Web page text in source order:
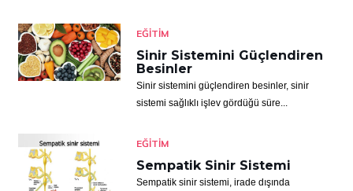
EĞITIM
Sinir Sistemini Güçlendiren
Besinler
Sinir sistemini güçlendiren besinler, sinir
sistemi sağlıklı işlev gördüğü süre...
EĞITIM
Sempatik Sinir Sistemi
Sempatik sinir sistemi, irade dışında